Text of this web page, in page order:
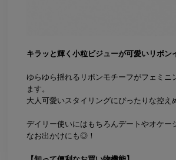
キラッと輝く小粒ビジューが可愛いリボ
ゆらゆら揺れるリボンモチーフがフェミニ
ます。
大人可愛いスタイリングにぴったりな控え
デイリー使いにはもちろんデートやオケー
なお出かけにも◎！